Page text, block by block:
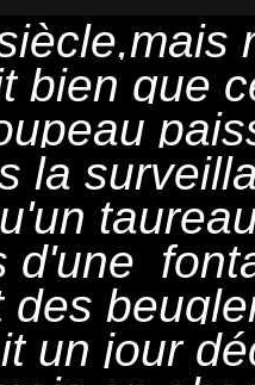
bien que
la
d'une
des
un jour